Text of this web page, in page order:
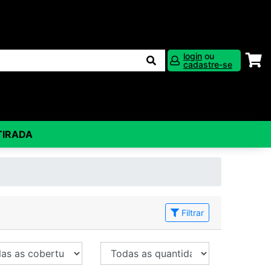
login ou
cadastre-se
Filtrar